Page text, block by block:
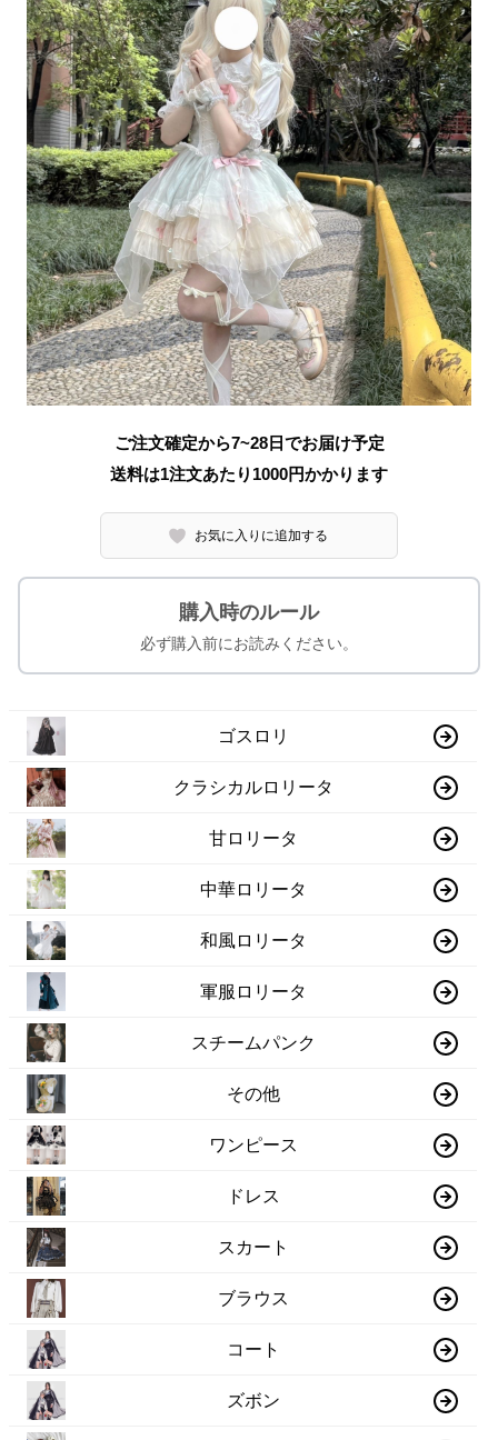
ご注文確定から7~28日でお届け予定
送料は1注文あたり 1000円かかります
お気に入りに追加する
購入時のルール
必ず購入前にお読みください。
ゴスロリ
クラシカルロリータ
甘ロリータ
中華ロリータ
和風ロリータ
軍服ロリータ
スチームパンク
その他
ワンピース
ドレス
スカート
ブラウス
コート
ズボン